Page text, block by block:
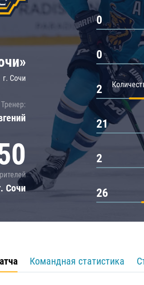
Локомотив
ЦСКА
Шанхайские Драконы
Амур
г. Сочи
Тренер:
Сочи
0
0
2
21
2
26
Командная статистика